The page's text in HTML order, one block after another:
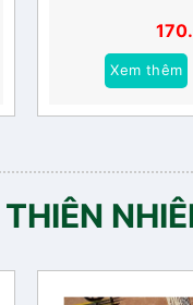
Xem thêm